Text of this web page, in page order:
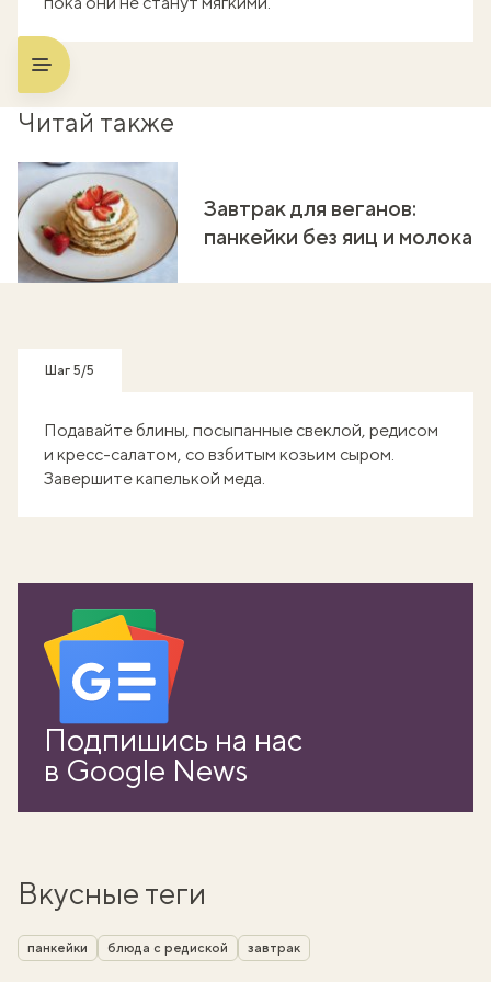
Читай также
Завтрак для веганов:
панкейки без яиц и молока
Шаг 5/5
Подавайте блины, посыпанные свеклой, редисом
и кресс-салатом, со взбитым козьим сыром.
Завершите капелькой меда.
Подпишись на нас
в Google News
Вкусные теги
панкейки блюда с редиской завтрак